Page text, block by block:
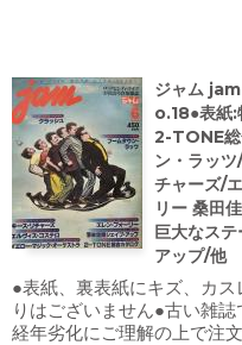
ジャム
o.18●表紙:
2-TONE総
ン・ラッ
チャーズ/
リー 桑田
巨大なス
アップ/他
●表紙、裏表紙にキズ、カ
りはございません●古い雑
経年劣化にご理解の上で注